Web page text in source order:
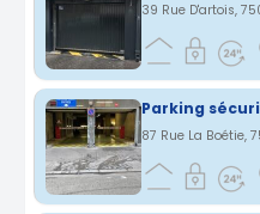
39 Rue D'artois,
87 Rue La Boétie,